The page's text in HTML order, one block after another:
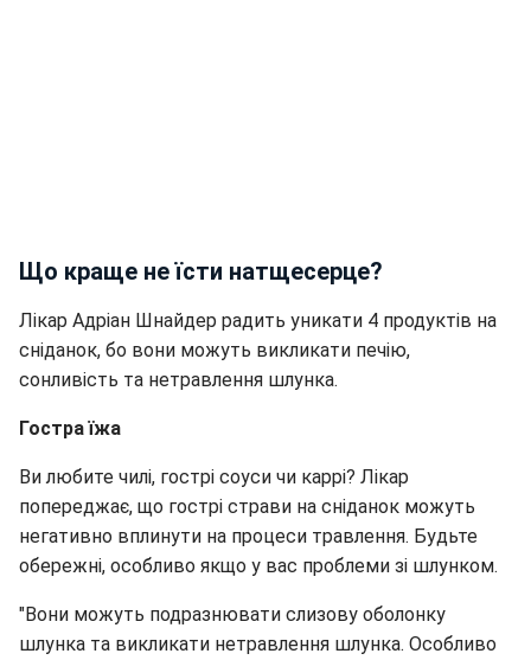
Що краще не їсти натщесерце?
Лікар Адріан Шнайдер радить уникати 4 продуктів на
сніданок, бо вони можуть викликати печію,
сонливість та нетравлення шлунка.
Гостра їжа
Ви любите чилі, гострі соуси чи каррі? Лікар
попереджає, що гострі страви на сніданок можуть
негативно вплинути на процеси травлення. Будьте
обережні, особливо якщо у вас проблеми зі шлунком.
"Вони можуть подразнювати слизову оболонку
шлунка та викликати нетравлення шлунка. Особливо